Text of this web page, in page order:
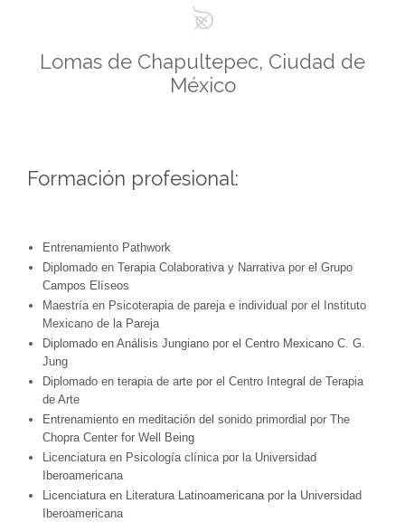
Lomas de Chapultepec, Ciudad de
México
Formación profesional:
Entrenamiento Pathwork
Diplomado en Terapia Colaborativa y Narrativa por el Grupo
Campos Elíseos
Maestría en Psicoterapia de pareja e individual por el Instituto
Mexicano de la Pareja
Diplomado en Análisis Jungiano por el Centro Mexicano C. G.
Jung
Diplomado en terapia de arte por el Centro Integral de Terapia
de Arte
Entrenamiento en meditación del sonido primordial por The
Chopra Center for Well Being
Licenciatura en Psicología clínica por la Universidad
Iberoamericana
Licenciatura en Literatura Latinoamericana por la Universidad
Iberoamericana